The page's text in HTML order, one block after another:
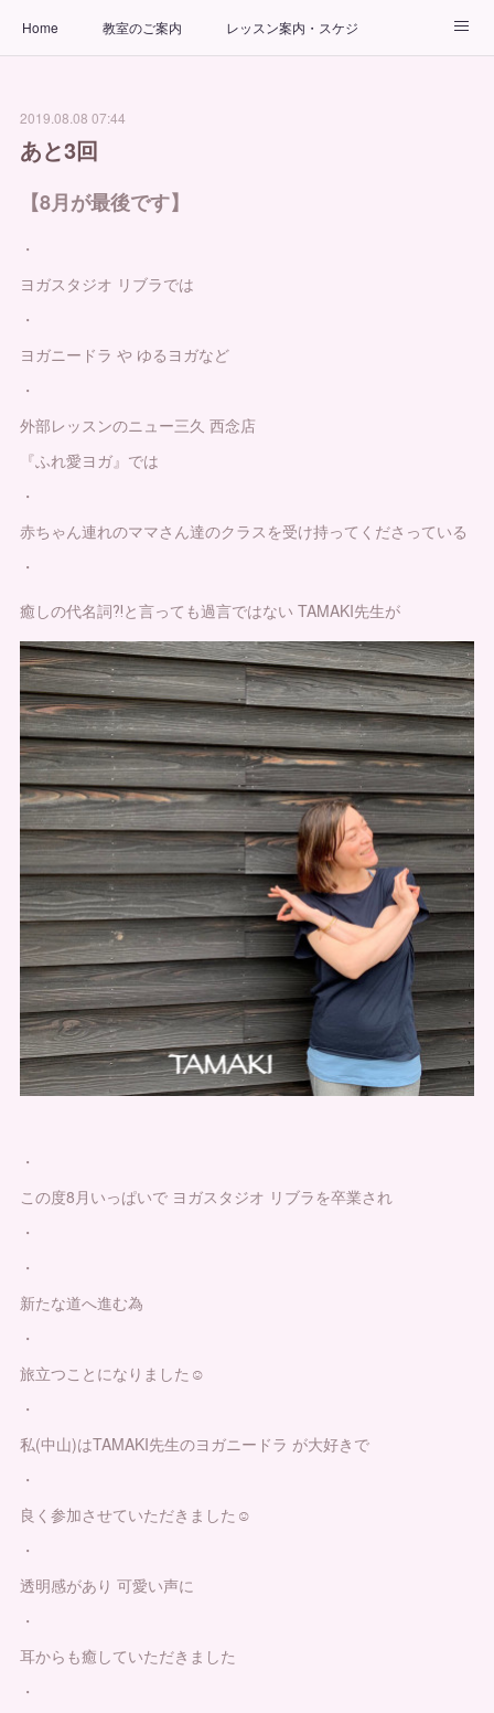
Home 教室のご案内 レッスン案内・スケジュール
2019.08.08 07:44
あと3回
【8月が最後です】
・
ヨガスタジオ リブラでは
・
ヨガニードラ や ゆるヨガなど
・
外部レッスンのニュー三久 西念店
『ふれ愛ヨガ』では
・
赤ちゃん連れのママさん達のクラスを受け持ってくださっている
・
癒しの代名詞⁈と言っても過言ではない TAMAKI先生が
・
この度8月いっぱいで ヨガスタジオ リブラを卒業され
・
・
新たな道へ進む為
・
旅立つことになりました☺️
・
私(中山)はTAMAKI先生のヨガニードラ が大好きで
・
良く参加させていただきました☺️
・
透明感があり 可愛い声に
・
耳からも癒していただきました
・